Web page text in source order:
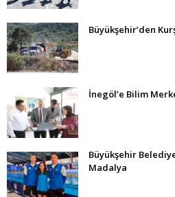
Büyükşehir’den
İnegöl’e Bilim
Büyükşehir
Madalya